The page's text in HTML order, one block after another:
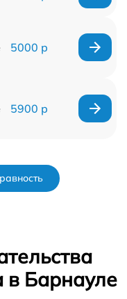
5000 р
5900 р
в Барнауле